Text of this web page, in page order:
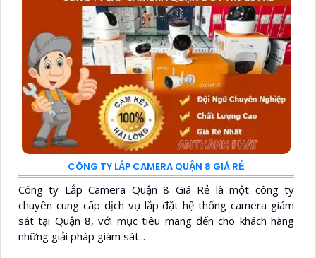
CÔNG TY LẮP CAMERA QUẬN 8 GIÁ RẺ
Công ty Lắp Camera Quận 8 Giá Rẻ là một công ty
chuyên cung cấp dịch vụ lắp đặt hệ thống camera giám
sát tại Quận 8, với mục tiêu mang đến cho khách hàng
những giải pháp giám sát...